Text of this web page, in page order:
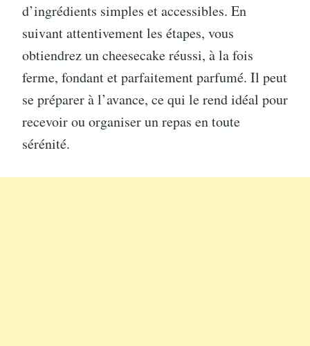
d’ingrédients simples et accessibles. En
suivant attentivement les étapes, vous
obtiendrez un cheesecake réussi, à la fois
ferme, fondant et parfaitement parfumé. Il peut
se préparer à l’avance, ce qui le rend idéal pour
recevoir ou organiser un repas en toute
sérénité.